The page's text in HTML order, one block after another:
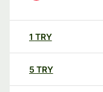
1 TRY
5 TRY